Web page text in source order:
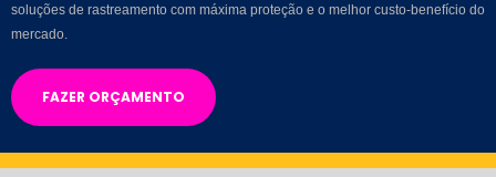
soluções de rastreamento com máxima proteção e o melhor custo-benefício do
mercado.
FAZER ORÇAMENTO